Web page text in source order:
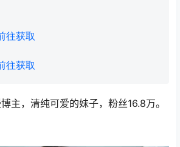
往获取
往获取
主，清纯可爱的妹子，粉丝16.8万。